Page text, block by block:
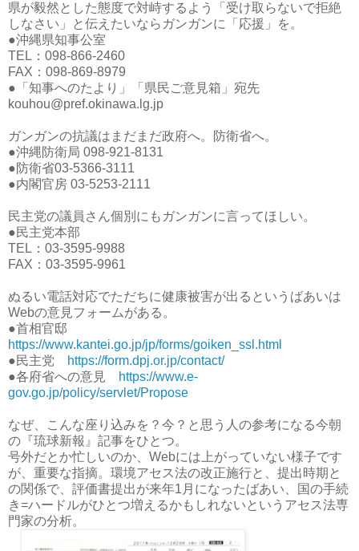
県が毅然とした態度で対峙するよう「受け取らないで拒絶
しなさい」と伝えたいならガンガンに「応援」を。
●沖縄県知事公室
TEL：098-866-2460
FAX：098-869-8979
●「知事へのたより」「県民ご意見箱」宛先
kouhou@pref.okinawa.lg.jp
ガンガンの抗議はまだまだ政府へ。防衛省へ。
●沖縄防衛局 098-921-8131
●防衛省03-5366-3111
●内閣官房 03-5253-2111
民主党の議員さん個別にもガンガンに言ってほしい。
●民主党本部
TEL：03-3595-9988
FAX：03-3595-9961
ぬるい電話対応でただちに健康被害が出るというばあいは
Webの意見フォームがある。
●首相官邸
https://www.kantei.go.jp/jp/forms/goiken_ssl.html
●民主党
https://form.dpj.or.jp/contact/
●各府省への意見
https://www.e-
gov.go.jp/policy/servlet/Propose
なぜ、こんな座り込みを？今？と思う人の参考になる今朝
の『琉球新報』記事をひとつ。
号外だとか忙しいのか、Webには上がっていない様子です
が、重要な指摘。環境アセス法の改正施行と、提出時期と
の関係で、評価書提出が来年1月になったばあい、国の手続
き=ハードルがひとつ増えるかもしれないというアセス法専
門家の分析。